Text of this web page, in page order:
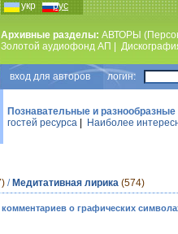
укр рус
Архивные разделы: АВТОРЫ
Золотой аудиофонд АП
вход для авторов логин:
Познавательные и
гостей ресурса
Наиболее
/ Медитативная лирика (574)
комментариев о графических